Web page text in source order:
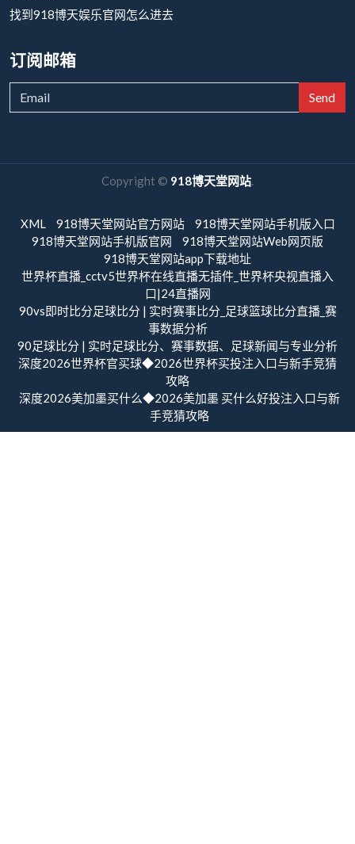
找到918博天娱乐官网怎么进去
订阅邮箱
Send
Copyright © 918博天堂网站.
XML 918博天堂网站官方网站
918博天堂网站手机版入口
918博天堂网站手机版官网
918博天堂网站Web网页版
918博天堂网站app下载地址
世界杯直播_cctv5世界杯在线直播无插件_世界杯央视直播入
口|24直播网
90vs即时比分足球比分 | 实时赛事比分_足球篮球比分直播_赛
事数据分析
90足球比分 | 实时足球比分、赛事数据、足球新闻与专业分析
深度2026世界杯官买球◆2026世界杯买投注入口与新手竞猜
攻略
深度2026美加墨买什么◆2026美加墨 买什么好投注入口与新
手竞猜攻略